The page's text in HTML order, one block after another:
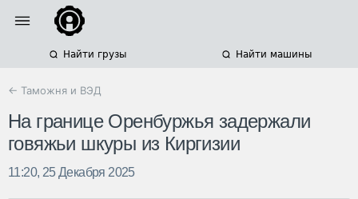
Найти грузы Найти машины
← Таможня и ВЭД
На границе Оренбуржья задержали
говяжьи шкуры из Киргизии
11:20, 25 Декабря 2025